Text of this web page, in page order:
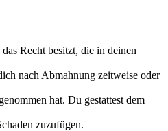
Recht besitzt, die in deinen
nach Abmahnung zeitweise oder
hat. Du gestattest dem
zuzufügen.